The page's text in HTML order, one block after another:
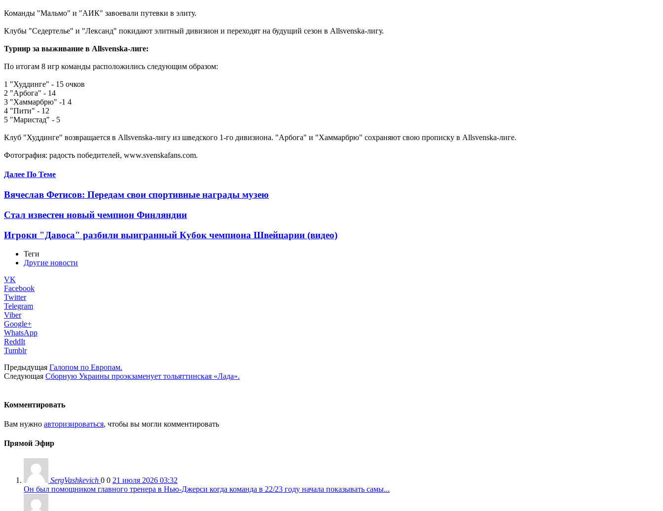
Команды "Мальмо" и "АИК" завоевали путевки в элиту.
Клубы "Седертелье" и "Лександ" покидают элитный дивизион и переходят на будущий сезон в Allsvenska-лигу.
Турнир за выживание в Allsvenska-лиге:
По итогам 8 игр команды расположились следующим образом:
1 "Худдинге" - 15 очков
2 "Арбога" - 14
3 "Хаммарбрю" -1 4
4 "Пити" - 12
5 "Маристад" - 5
Клуб "Худдинге" возвращается в Allsvenska-лигу из шведского 1-го дивизиона. "Арбога" и "Хаммарбрю" сохраняют свою прописку в Allsvenska-лиге.
Фотография: радость победителей, www.svenskafans.com.
Далее По Теме
Вячеслав Фетисов: Передам свои спортивные награды музею
Стал известен новый чемпион Финляндии
Игроки "Давоса" разбили выигранный Кубок чемпиона Швейцарии (видео)
Теги
Другие новости
VK
Facebook
Twitter
Telegram
Viber
Google+
WhatsApp
ReddIt
Tumblr
Предыдущая Галопом по Европам.
Следующая Сборную Украины проэкзаменует тольяттинская «Лада».
Комментировать
Вам нужно авторизироваться, чтобы вы могли комментировать
Прямой Эфир
SergVashkevich 0 0 21 июля 2026 03:32
Он был помощником главного тренера в Нью-Джерси когда команда в 22/23 году начала показывать самы...